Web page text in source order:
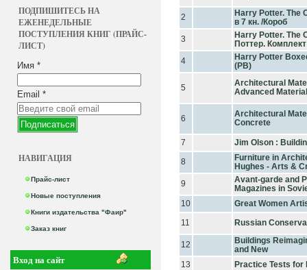
ПОДПИШИТЕСЬ НА
ЕЖЕНЕДЕЛЬНЫЕ
ПОСТУПЛЕНИЯ КНИГ (ПРАЙС-
ЛИСТ)
Имя *
Email *
НАВИГАЦИЯ
Прайс-лист
Новые поступления
Книги издательства "Фаир"
Заказ книг
Вход на сайт
2
Harry Potter. The
в 7 кн. /Короб
3
Harry Potter. The
Поттер.
4
Harry Potter
(PB)
5
Architectural
Advanced
6
Architectural
Concrete
7
Jim Olson :
8
Furniture in
Hughes - Arts &
9
Avant-garde and
Magazines in
10
Great Women
11
Russian
12
Buildings
and New
13
Practice Tests for